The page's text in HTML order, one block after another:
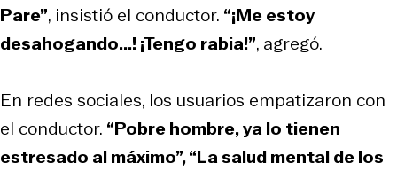
Pare”, insistió el conductor. “¡Me estoy
desahogando...! ¡Tengo rabia!”, agregó.
En redes sociales, los usuarios empatizaron con
el conductor. “Pobre hombre, ya lo tienen
estresado al máximo”, “La salud mental de los